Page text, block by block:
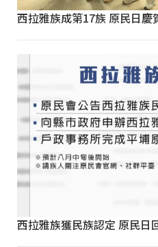
西拉雅族成第17族 原民日慶
西拉雅族獲民族認定 原民日